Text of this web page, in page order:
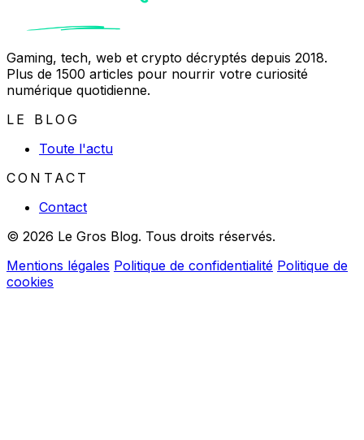
Gaming, tech, web et crypto décryptés depuis 2018.
Plus de 1500 articles pour nourrir votre curiosité
numérique quotidienne.
LE BLOG
Toute l'actu
CONTACT
Contact
© 2026 Le Gros Blog. Tous droits réservés.
Mentions légales Politique de confidentialité Politique de
cookies